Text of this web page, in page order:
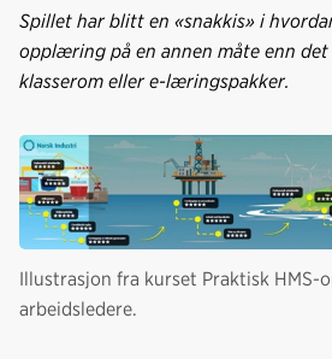
Spillet har blitt en «snakkis» i
opplæring på en annen måte enn
klasserom eller e-læringspakker.
Illustrasjon fra kurset Praktisk
arbeidsledere.